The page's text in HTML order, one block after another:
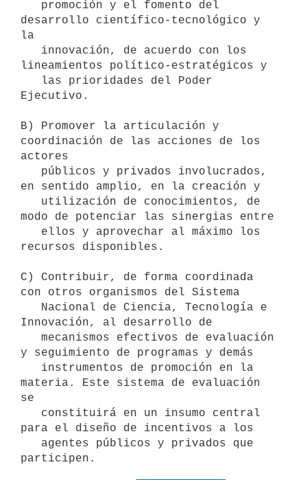
desarrollo científico-tecnológico y
la
lineamientos político-estratégicos y
Ejecutivo.
B) Promover la articulación y
coordinación de las acciones de los
actores
en sentido amplio, en la creación y
modo de potenciar las sinergias entre
recursos disponibles.
C) Contribuir, de forma coordinada
con otros organismos del Sistema
Innovación, al desarrollo de
y seguimiento de programas y demás
materia. Este sistema de evaluación
se
para el diseño de incentivos a los